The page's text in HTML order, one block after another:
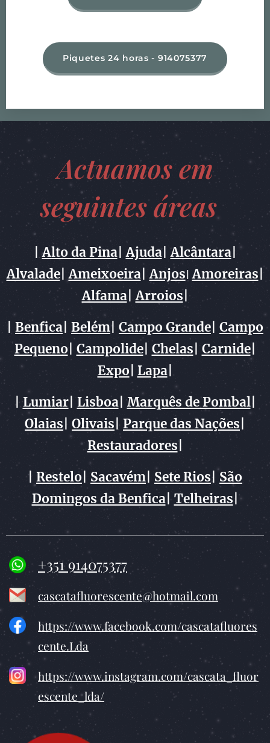
Piquetes 24 horas - 914075377
Actuamos em
seguintes áreas
|Alto da Pina|Ajuda|Alcântara|
Alvalade|Ameixoeira|Anjos |Amoreiras
Alfama|Arroios
Benfica Belém| Campo Grande Campo
Pequeno| Campolide| Chelas Carnide|
Expo Lapa|
|Lumiar| Lisboa| Marquês de Pombal|
Olaias Olivais |Parque das Nações
Restauradores
| Restelo Sacavém Sete Rios| São
Domingos da Benfica|Telheiras
+351 914075377
cascatafluorescente@hotmail.com
https://www.facebook.com/cascatafluores
cente.Lda
https://www.instagram.com/cascata_fluor
escente_lda/